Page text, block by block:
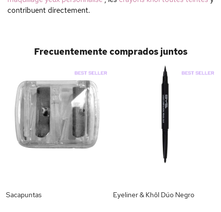
contribuent directement.
Frecuentemente comprados juntos
Sacapuntas Eyeliner & Khôl Dúo Negro